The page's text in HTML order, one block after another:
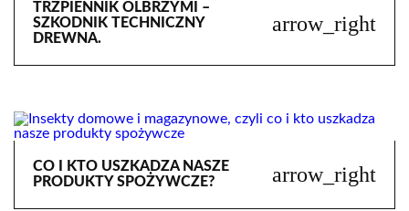
TRZPIENNIK OLBRZYMI –
SZKODNIK TECHNICZNY
DREWNA.
arrow_right
CO I KTO USZKADZA NASZE
PRODUKTY SPOŻYWCZE?
arrow_right